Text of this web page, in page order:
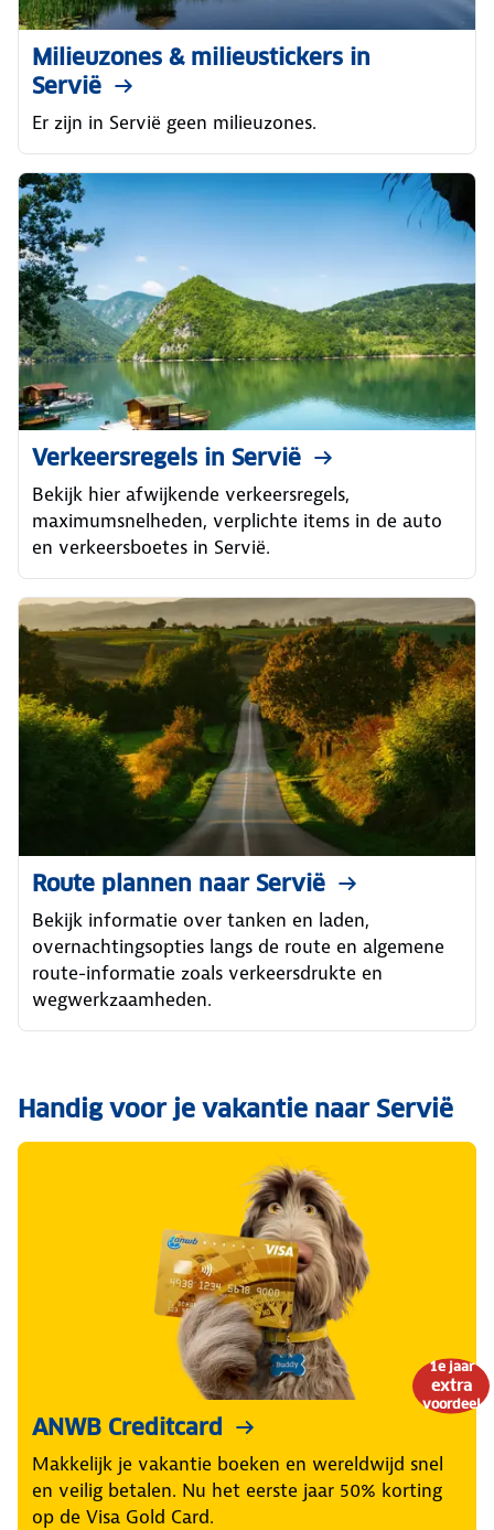
Milieuzones & milieustickers in
Servië
Er zijn in Servië geen milieuzones.
Verkeersregels in Servië
Bekijk hier afwijkende verkeersregels,
maximumsnelheden, verplichte items in de auto
en verkeersboetes in Servië.
Route plannen naar Servië
Bekijk informatie over tanken en laden,
overnachtingsopties langs de route en algemene
route-informatie zoals verkeersdrukte en
wegwerkzaamheden.
Handig voor je vakantie naar Servië
1e jaar
extra
voordeel
ANWB Creditcard
Makkelijk je vakantie boeken en wereldwijd snel
en veilig betalen. Nu het eerste jaar 50% korting
op de Visa Gold Card.